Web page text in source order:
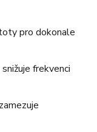
pro dokonale
frekvenci